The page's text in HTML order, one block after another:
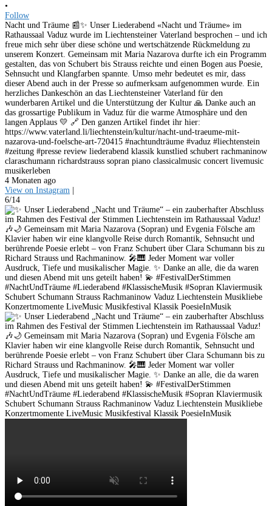
•
Follow
Nacht und Träume 📰✨ Unser Liederabend «Nacht und Träume» im
Rathaussaal Vaduz wurde im Liechtensteiner Vaterland besprochen – und ich
freue mich sehr über diese schöne und wertschätzende Rückmeldung zu
unserem Konzert. Gemeinsam mit Maria Nazarova durfte ich ein Programm
gestalten, das von Schubert bis Strauss reichte und einen Bogen aus Poesie,
Sehnsucht und Klangfarben spannte. Umso mehr bedeutet es mir, dass
dieser Abend auch in der Presse so aufmerksam aufgenommen wurde. Ein
herzliches Dankeschön an das Liechtensteiner Vaterland für den
wunderbaren Artikel und die Unterstützung der Kultur 🙏 Danke auch an
das grossartige Publikum in Vaduz für die warme Atmosphäre und den
langen Applaus 💛 🔗 Den ganzen Artikel findet ihr hier:
https://www.vaterland.li/liechtenstein/kultur/nacht-und-traeume-mit-
nazarova-und-foelsche-art-720415 #nachtundträume #vaduz #liechtenstein
#zeitung #presse review liederabend klassik kunstlied schubert rachmaninow
claraschumann richardstrauss sopran piano classicalmusic concert livemusic
musikerleben
4 Monaten ago
View on Instagram |
6/14